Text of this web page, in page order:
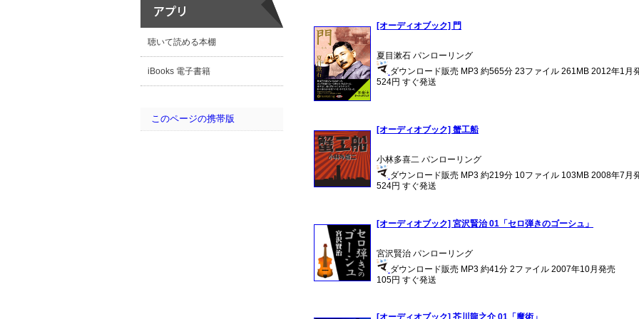
聴いて読める本棚
iBooks 電子書籍
このページの携帯版
[オーディオブック] 門
夏目漱石 パンローリング
ダウンロード販売 MP3 約565分 23ファイル 261MB 2012年1月
524円 すぐ発送
[オーディオブック] 蟹工船
小林多喜二 パンローリング
ダウンロード販売 MP3 約219分 10ファイル 103MB 2008年7月
524円 すぐ発送
[オーディオブック] 宮沢賢治 01「セロ弾きのゴーシュ」
宮沢賢治 パンローリング
ダウンロード販売 MP3 約41分 2ファイル 2007年10月発売
105円 すぐ発送
[オーディオブック] 芥川龍之介 01「魔術」